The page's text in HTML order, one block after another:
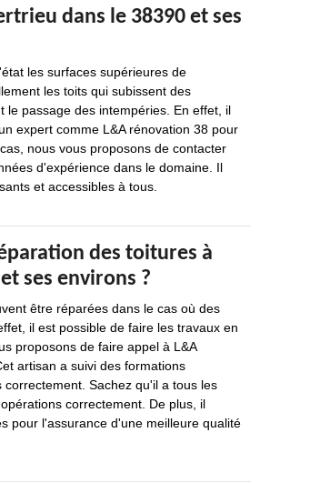
dans le 38390 et ses
les surfaces supérieures de
les toits qui subissent des
le passage des intempéries. En effet, il
expert comme L&A rénovation 38 pour
nous vous proposons de contacter
d'expérience dans le domaine. Il
et accessibles à tous.
des toitures à
ses environs ?
être réparées dans le cas où des
il est possible de faire les travaux en
proposons de faire appel à L&A
artisan a suivi des formations
Sachez qu'il a tous les
correctement. De plus, il
pour l'assurance d'une meilleure qualité